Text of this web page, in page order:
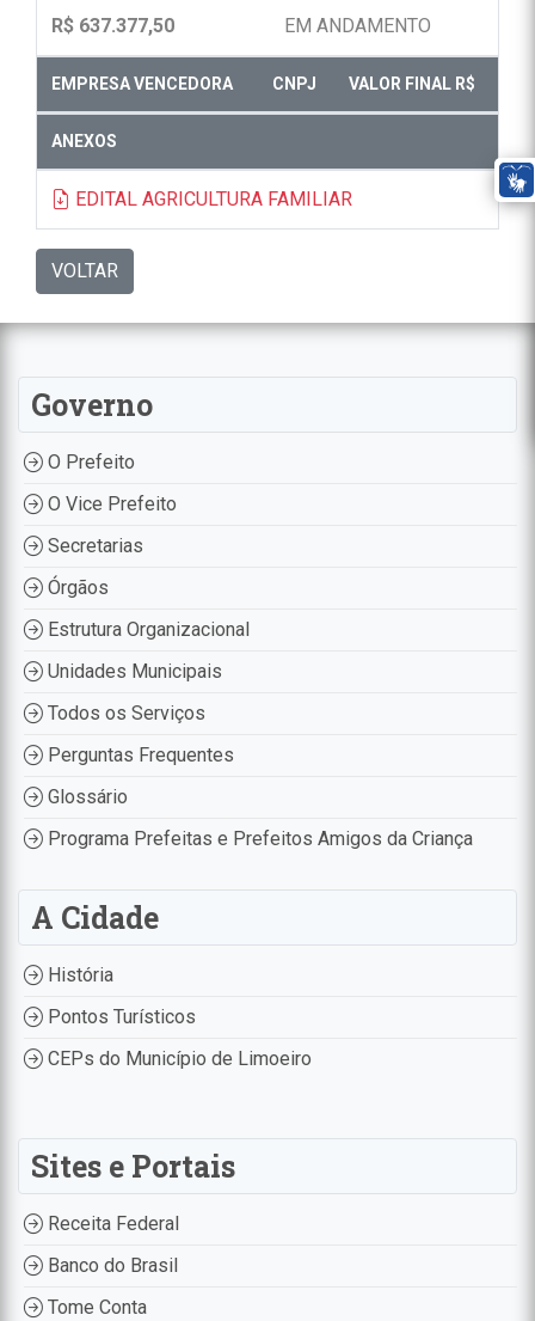
R$ 637.377,50 EM ANDAMENTO
EMPRESA VENCEDORA CNPJ VALOR FINAL R$
ANEXOS
EDITAL AGRICULTURA FAMILIAR
VOLTAR
Governo
O Prefeito
O Vice Prefeito
Secretarias
Órgãos
Estrutura Organizacional
Unidades Municipais
Todos os Serviços
Perguntas Frequentes
Glossário
Programa Prefeitas e Prefeitos Amigos da Criança
A Cidade
História
Pontos Turísticos
CEPs do Município de Limoeiro
Sites e Portais
Receita Federal
Banco do Brasil
Tome Conta